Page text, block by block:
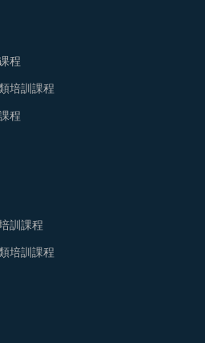
程
培訓課程
程
訓課程
培訓課程